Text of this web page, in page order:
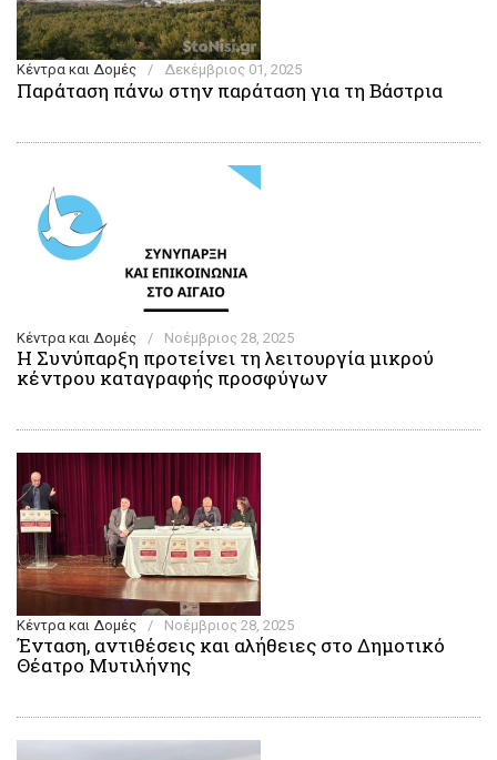
Κέντρα και Δομές / Δεκέμβριος 01, 2025
Παράταση πάνω στην παράταση για τη Βάστρια
Κέντρα και Δομές / Νοέμβριος 28, 2025
Η Συνύπαρξη προτείνει τη λειτουργία μικρού
κέντρου καταγραφής προσφύγων
Κέντρα και Δομές / Νοέμβριος 28, 2025
Ένταση, αντιθέσεις και αλήθειες στο Δημοτικό
Θέατρο Μυτιλήνης